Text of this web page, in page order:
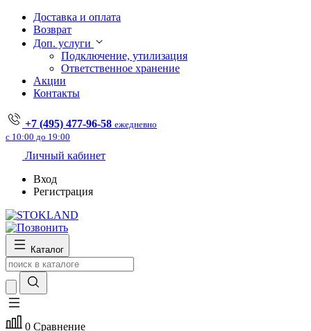
Доставка и оплата
Возврат
Доп. услуги
Подключение, утилизация
Ответственное хранение
Акции
Контакты
+7 (495) 477-96-58 ежедневно
с 10:00 до 19:00
Личный кабинет
Вход
Регистрация
Каталог
0 Сравнение